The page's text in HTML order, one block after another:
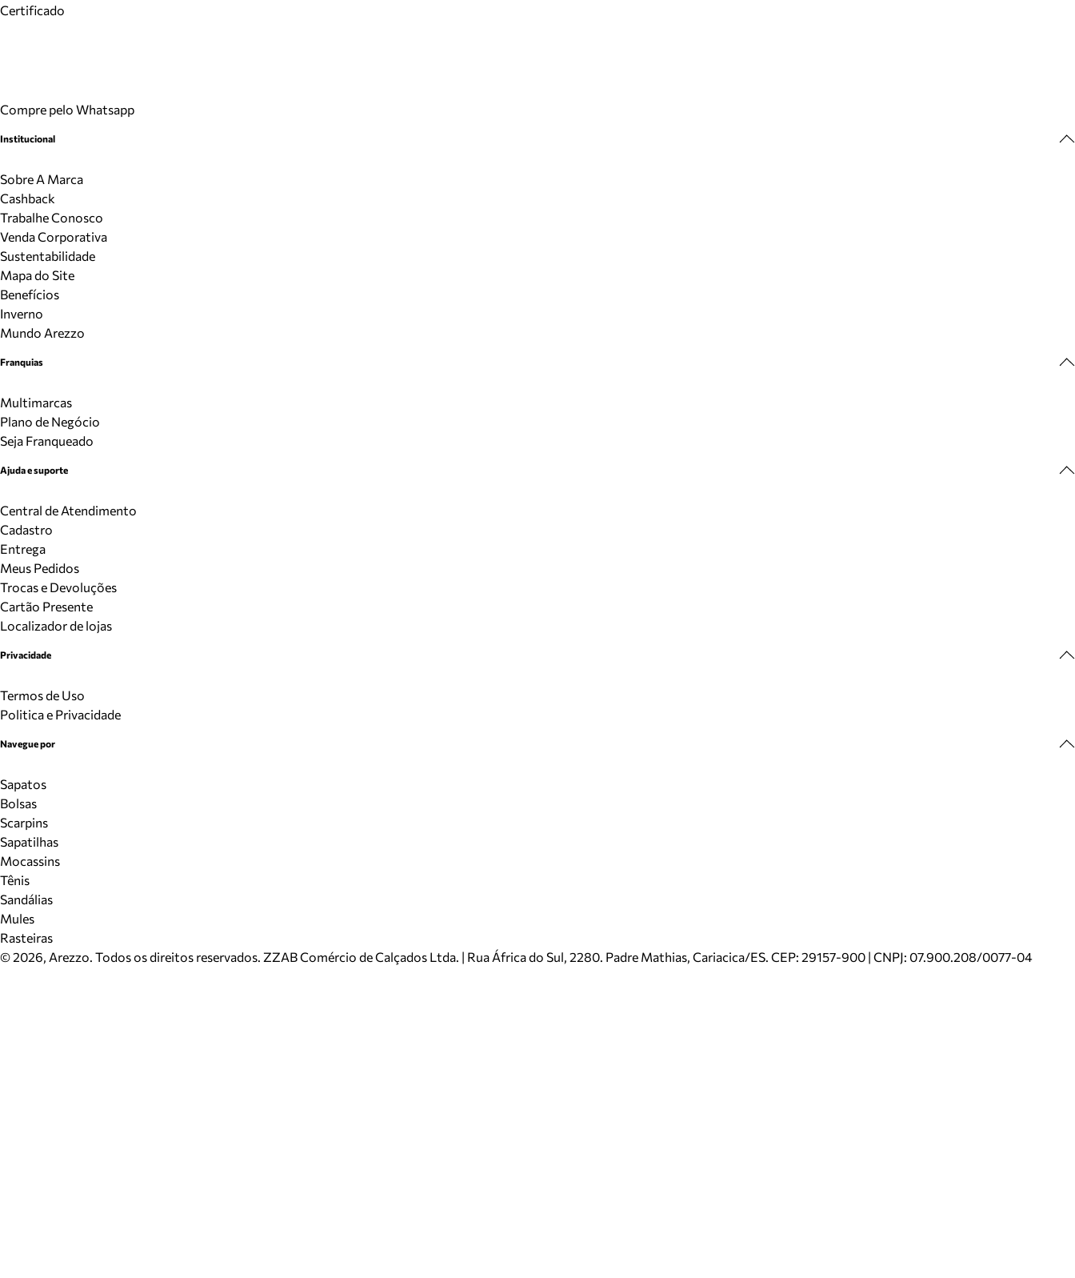
Certificado
Compre pelo Whatsapp
Institucional
Sobre A Marca
Cashback
Trabalhe Conosco
Venda Corporativa
Sustentabilidade
Mapa do Site
Benefícios
Inverno
Mundo Arezzo
Franquias
Multimarcas
Plano de Negócio
Seja Franqueado
Ajuda e suporte
Central de Atendimento
Cadastro
Entrega
Meus Pedidos
Trocas e Devoluções
Cartão Presente
Localizador de lojas
Privacidade
Termos de Uso
Politica e Privacidade
Navegue por
Sapatos
Bolsas
Scarpins
Sapatilhas
Mocassins
Tênis
Sandálias
Mules
Rasteiras
©2026, Arezzo. Todos os direitos reservados. ZZAB Comércio de Calçados Ltda. | Rua África do Sul, 2280. Padre Mathias, Cariacica/ES. CEP: 29157-900 | CNPJ: 07.900.208/0077-04